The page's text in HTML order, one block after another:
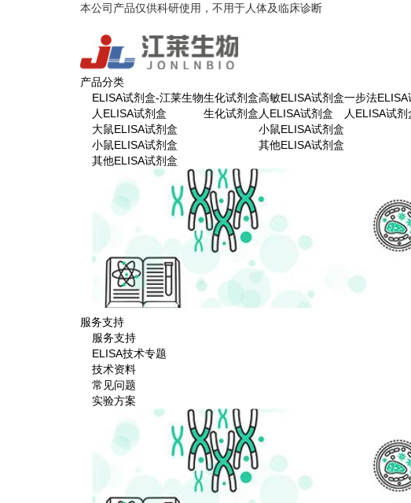
本公司产品仅供科研使用，不用于人体及临床诊断
产品分类
ELISA试剂盒-江莱生物
人ELISA试剂盒
大鼠ELISA试剂盒
小鼠ELISA试剂盒
其他ELISA试剂盒
生化试剂盒
生化试剂盒
高敏ELISA试剂盒
人ELISA试剂盒
小鼠ELISA试剂盒
其他ELISA试剂盒
一步法ELISA
人ELISA试剂
服务支持
服务支持
ELISA技术专题
技术资料
常见问题
实验方案